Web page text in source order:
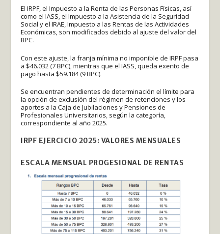
El IRPF, el Impuesto a la Renta de las Personas Físicas, así
como el IASS, el Impuesto a la Asistencia de la Seguridad
Social y el IRAE, Impuesto a las Rentas de las Actividades
Económicas, son modificados debido al ajuste del valor del
BPC.
Con este ajuste, la franja mínima no imponible de IRPF pasa
a $46.032 (7 BPC), mientras que el IASS, queda exento de
pago hasta $59.184 (9 BPC).
Se encuentran pendientes de determinación el límite para
la opción de exclusión del régimen de retenciones y los
aportes a la Caja de Jubilaciones y Pensiones de
Profesionales Universitarios, según la categoría,
correspondiente al año 2025.
IRPF EJERCICIO 2025: VALORES MENSUALES
ESCALA MENSUAL PROGESIONAL DE RENTAS